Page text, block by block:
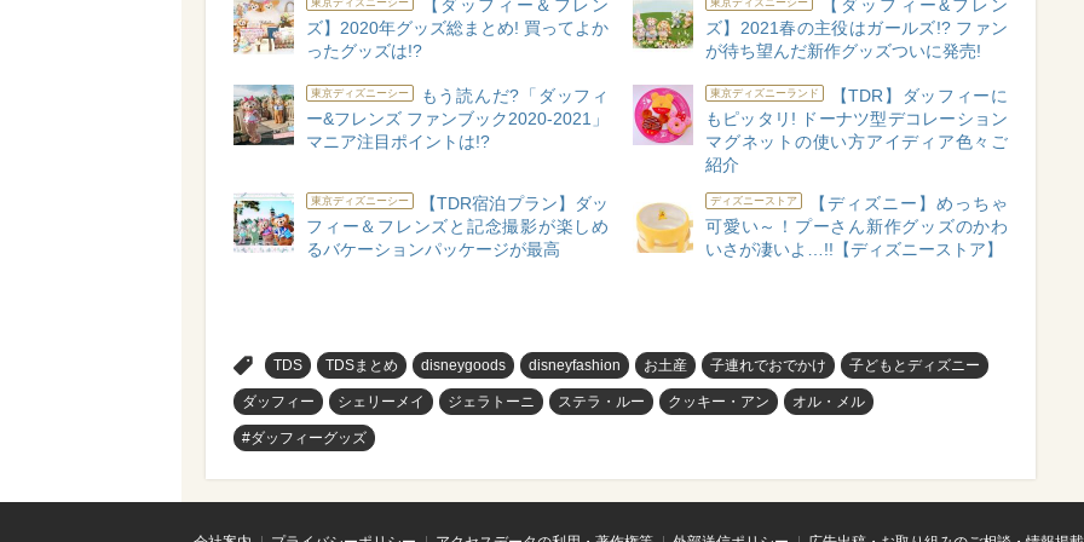
【ダッフィー＆フレン
ズ】2020年グッズ総まとめ! 買ってよか
ったグッズは!?
【ダッフィー&フレン
ズ】2021春の主役はガールズ!? ファン
が待ち望んだ新作グッズついに発売!
東京ディズニーシー
もう読んだ?「ダッフィ
ー&フレンズ ファンブック2020-2021」
マニア注目ポイントは!?
東京ディズニーランド
【TDR】ダッフィーに
もピッタリ! ドーナツ型デコレーション
マグネットの使い方アイディア色々ご
紹介
東京ディズニーシー
【TDR宿泊プラン】ダッ
フィー＆フレンズと記念撮影が楽しめ
るバケーションパッケージが最高
ディズニーストア
【ディズニー】めっちゃ
可愛い～！プーさん新作グッズのかわ
いさが凄いよ…!!【ディズニーストア】
TDS TDSまとめ disneygoods disneyfashion お土産 子連れでおでかけ 子どもとディズニー
ダッフィー シェリーメイ ジェラトーニ ステラ・ルー クッキー・アン オル・メル
#ダッフィーグッズ